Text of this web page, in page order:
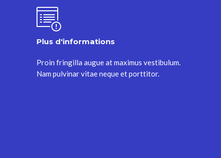
Plus d'informations
Proin fringilla augue at maximus vestibulum.
Nam pulvinar vitae neque et porttitor.